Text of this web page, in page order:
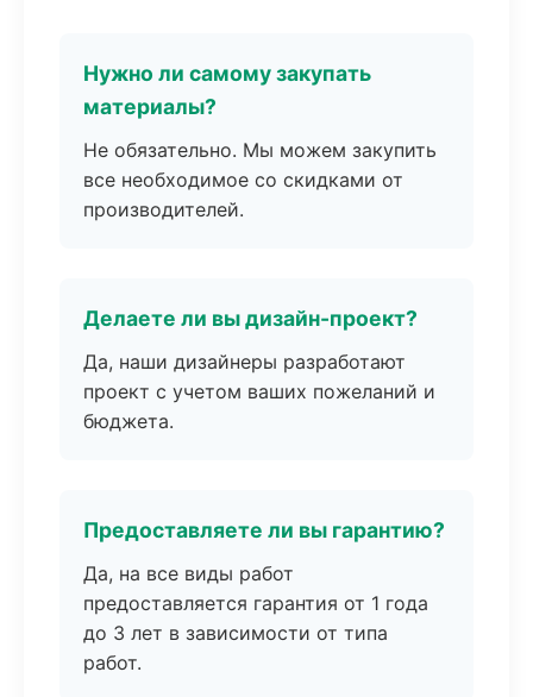
Нужно ли самому закупать
материалы?
Не обязательно. Мы можем закупить
все необходимое со скидками от
производителей.
Делаете ли вы дизайн-проект?
Да, наши дизайнеры разработают
проект с учетом ваших пожеланий и
бюджета.
Предоставляете ли вы гарантию?
Да, на все виды работ
предоставляется гарантия от 1 года
до 3 лет в зависимости от типа
работ.